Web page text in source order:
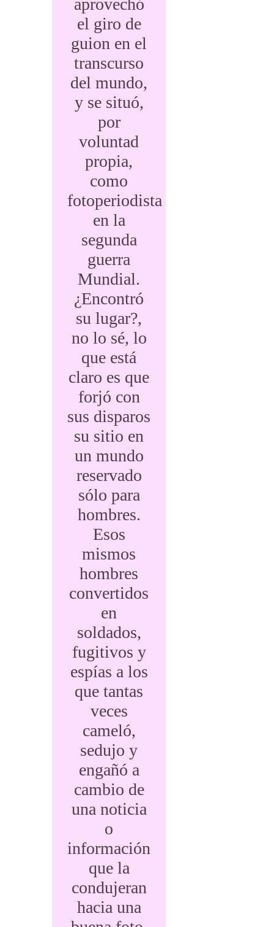
aprovechó
el giro de
guion en el
transcurso
del mundo,
y se situó,
por
voluntad
propia,
como
fotoperiodista
en la
segunda
guerra
Mundial.
¿Encontró
su lugar?,
no lo sé, lo
que está
claro es que
forjó con
sus disparos
su sitio en
un mundo
reservado
sólo para
hombres.
Esos
mismos
hombres
convertidos
en
soldados,
fugitivos y
espías a los
que tantas
veces
cameló,
sedujo y
engañó a
cambio de
una noticia
o
información
que la
condujeran
hacia una